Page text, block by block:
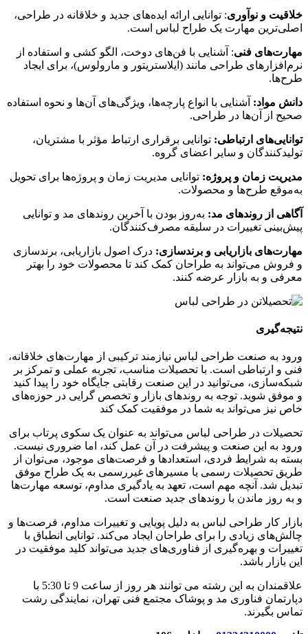
خلاقیت و نوآوری: توانایی ارائه ایده‌های جدید و خلاقانه در طراحی،
اصلی‌ترین مهارت یک طراح لباس است.
مهارت‌های فنی: آشنایی با فن‌های دوخت، الگو کشی و استفاده از
نرم‌افزارهای طراحی مانند (ایلاستریتور و مارولوس)، برای ایجاد
طرح‌ها.
دانش مواد: آشنایی با انواع پارچه‌ها، ویژگی‌های آن‌ها و نحوه استفاده
صحیح از آن‌ها در طراحی.
توانایی‌های ارتباطی: توانایی برقراری ارتباط مؤثر با مشتریان،
تولیدکنندگان و سایر اعضای گروه.
مدیریت زمان و پروژه: توانایی مدیریت زمان و پروژه‌ها برای تحویل
به‌موقع طرح‌ها و محصولات.
آگاهی از روندهای مد: به‌روز بودن با آخرین روندهای مد و توانایی
پیش‌بینی تغییرات در سلیقه مصرف‌کنندگان.
مهارت‌های بازاریابی و برندسازی: درک اصول بازاریابی، برندسازی
و فروش می‌تواند به طراحان کمک کند تا محصولات خود را بهتر
معرفی و به بازار عرضه کنند.
نتیجه‌گیری
ورود به صنعت طراحی لباس نیازمند ترکیبی از مهارت‌های خلاقانه،
فنی و ارتباطی است. با تحصیلات مناسب، تجربه عملی و تمرکز بر
شبکه‌سازی، می‌توانید در این صنعت رقابتی جایگاه خود را پیدا کنید
و موفق شوید. توجه به روندهای بازار و تخصص گرایی در حوزه‌های
خاص نیز می‌تواند به شما در موفقیت کمک کند
تحصیلات در طراحی لباس می‌تواند به عنوان یک سکوی پرتاب برای
ورود به این صنعت و پیشرفت در آن عمل کند، اما ضروری نیست.
بسته به شرایط فردی، استعدادها و فرصت‌های موجود، می‌توان از
طریق تحصیلات رسمی یا مسیرهای غیررسمی به یک طراح موفق
تبدیل شد. آنچه مهم است، تعهد به یادگیری مداوم، توسعه مهارت‌ها
و به روز ماندن با روندهای جدید صنعت است.
بازار کار طراحی لباس به دلیل پویایی و تغییرات مداوم، فرصت‌ها و
چالش‌های زیادی را برای طراحان ایجاد می‌کند. توانایی انطباق با
تغییرات و بهره‌گیری از فناوری‌های جدید می‌تواند کلید موفقیت در
این بازار باشد.
علاقمندان به این رشته می توانند هر روز از ساعت 9 تا 5:30 با
دپارتمان فناوری مد و پوشاک مجتمع فنی تهران، نمایندگی رشت
تماس بگیرند.